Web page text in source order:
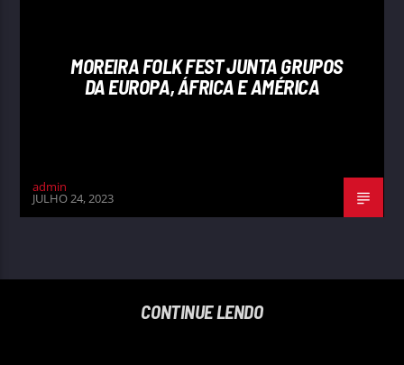
MOREIRA FOLK FEST JUNTA GRUPOS
DA EUROPA, ÁFRICA E AMÉRICA
admin
JULHO 24, 2023
CONTINUE LENDO